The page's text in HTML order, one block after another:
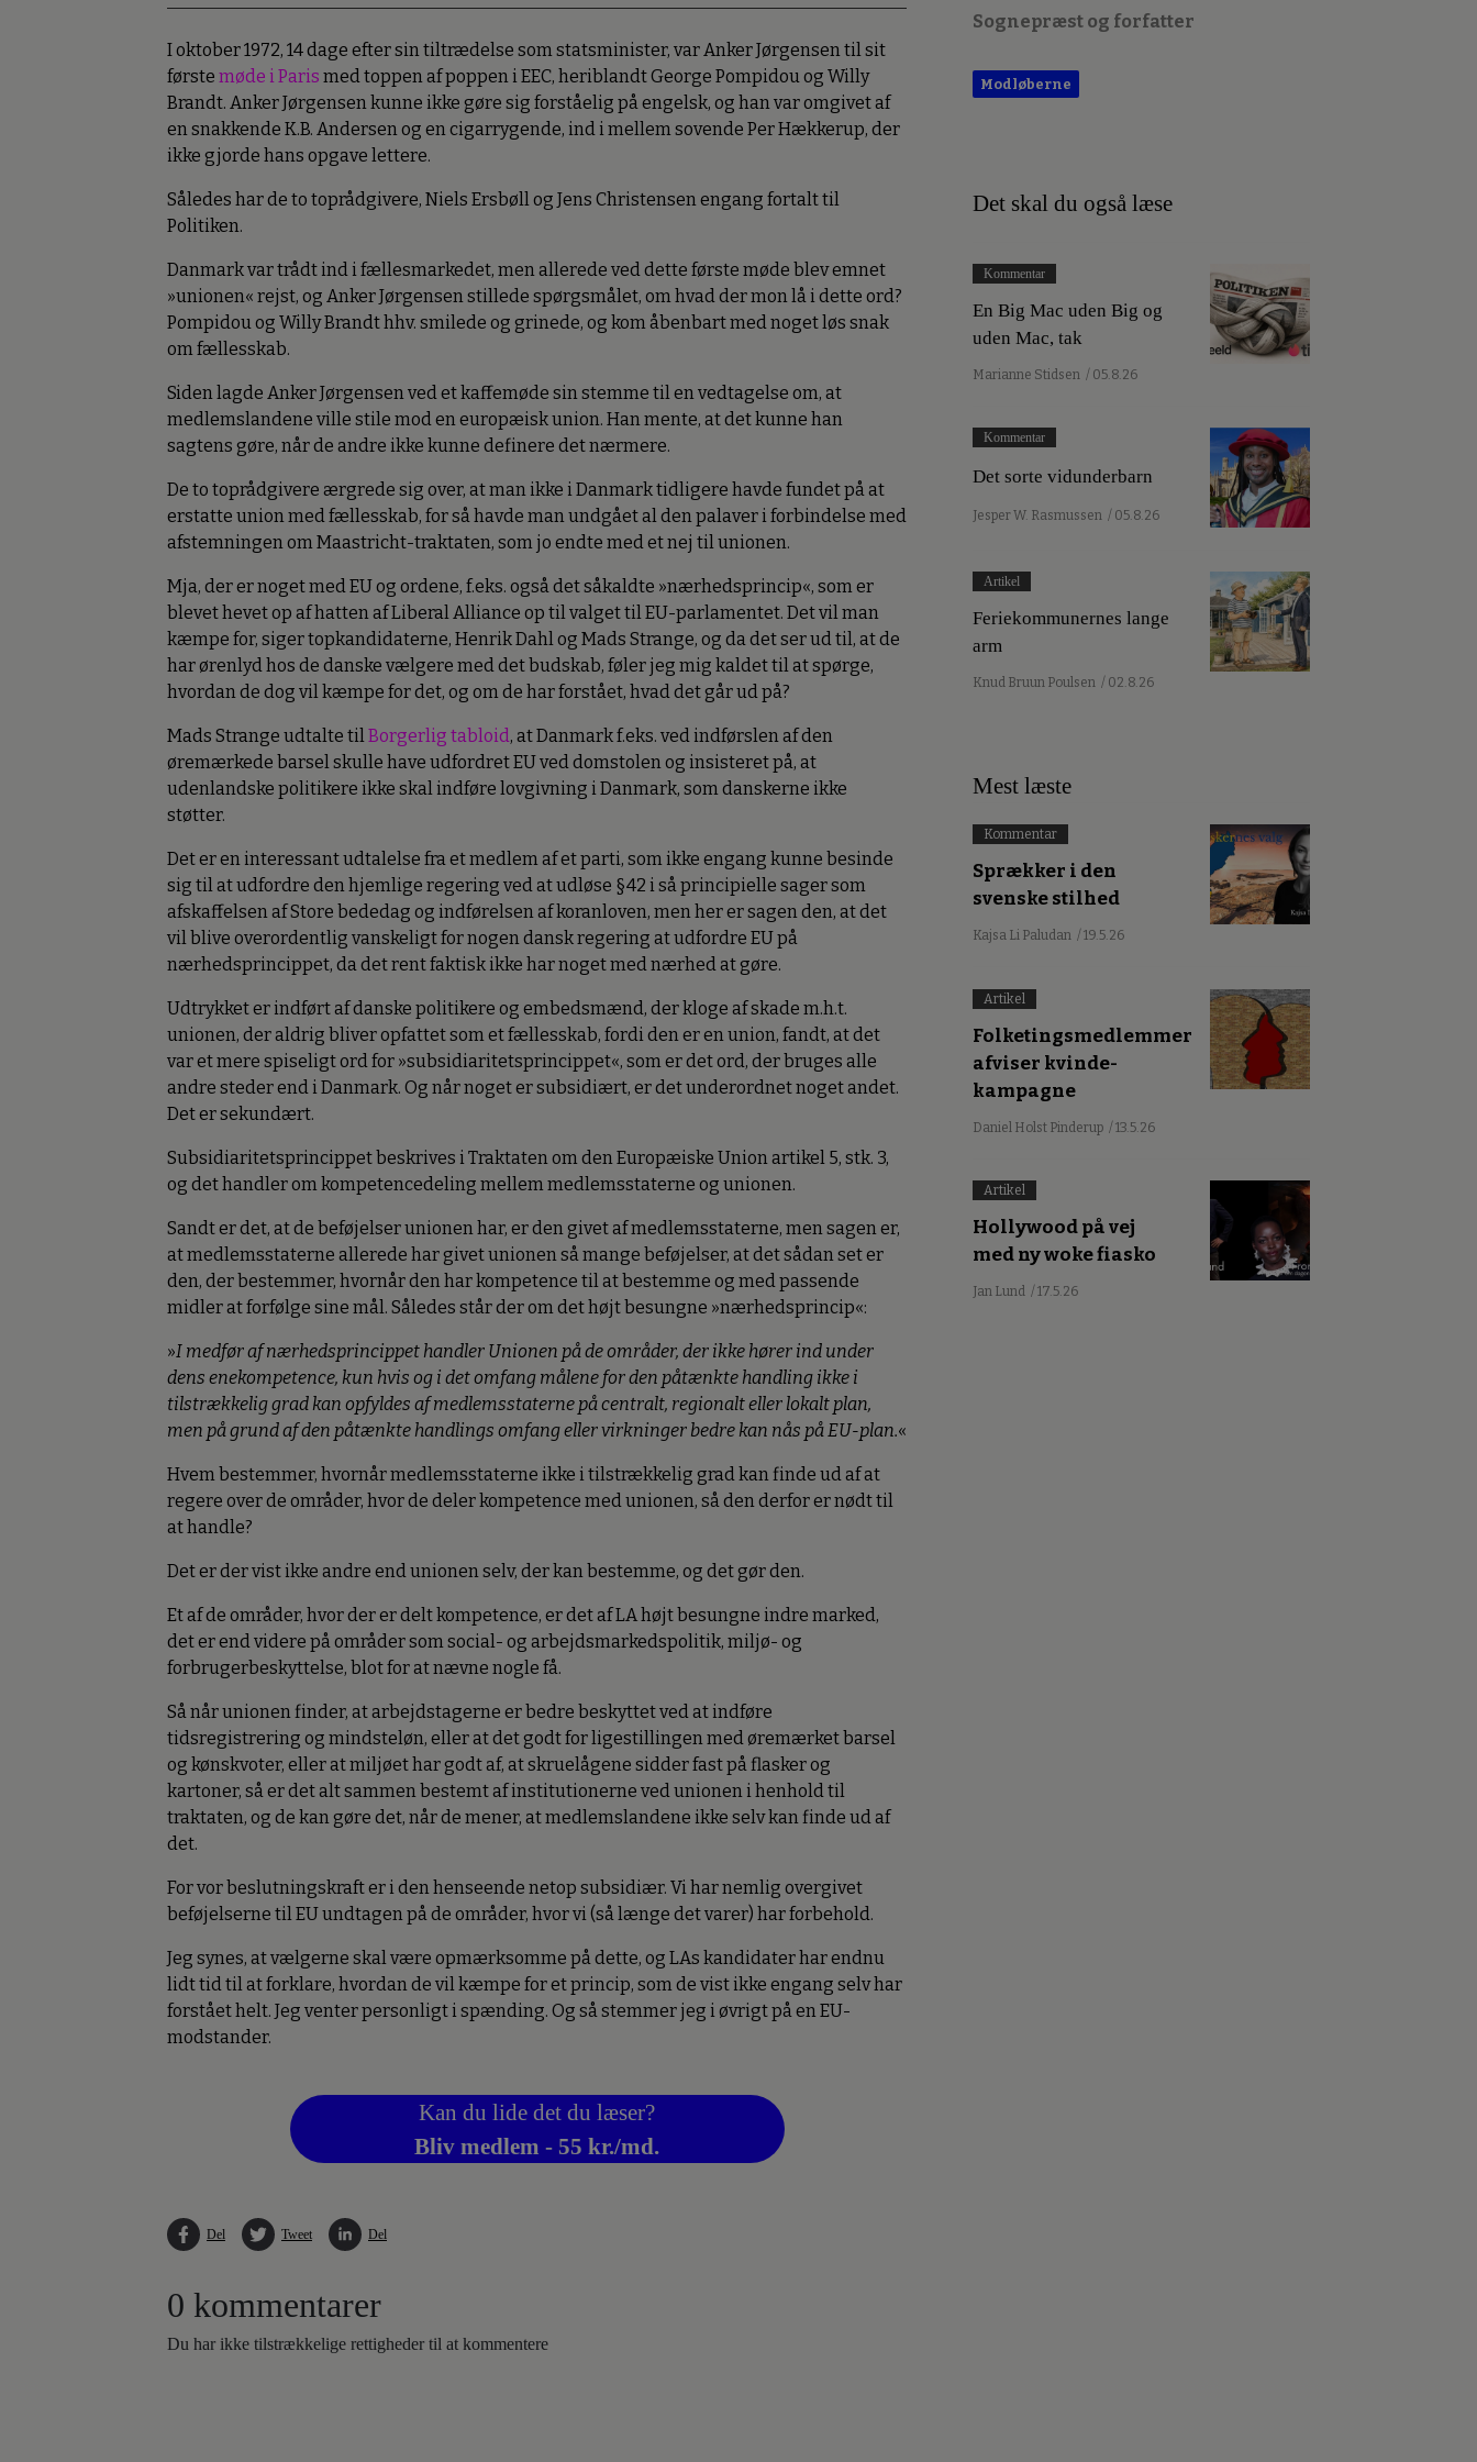
I oktober 1972, 14 dage efter sin tiltrædelse som statsminister, var Anker Jørgensen til sit
første møde i Paris med toppen af poppen i EEC, heriblandt George Pompidou og Willy
Brandt. Anker Jørgensen kunne ikke gøre sig forståelig på engelsk, og han var omgivet af
en snakkende K.B. Andersen og en cigarrygende, ind i mellem sovende Per Hækkerup, der
ikke gjorde hans opgave lettere.
Således har de to toprådgivere, Niels Ersbøll og Jens Christensen engang fortalt til
Politiken.
Danmark var trådt ind i fællesmarkedet, men allerede ved dette første møde blev emnet
»unionen« rejst, og Anker Jørgensen stillede spørgsmålet, om hvad der mon lå i dette ord?
Pompidou og Willy Brandt hhv. smilede og grinede, og kom åbenbart med noget løs snak
om fællesskab.
Siden lagde Anker Jørgensen ved et kaffemøde sin stemme til en vedtagelse om, at
medlemslandene ville stile mod en europæisk union. Han mente, at det kunne han
sagtens gøre, når de andre ikke kunne definere det nærmere.
De to toprådgivere ærgrede sig over, at man ikke i Danmark tidligere havde fundet på at
erstatte union med fællesskab, for så havde man undgået al den palaver i forbindelse med
afstemningen om Maastricht-traktaten, som jo endte med et nej til unionen.
Mja, der er noget med EU og ordene, f.eks. også det såkaldte »nærhedsprincip«, som er
blevet hevet op af hatten af Liberal Alliance op til valget til EU-parlamentet. Det vil man
kæmpe for, siger topkandidaterne, Henrik Dahl og Mads Strange, og da det ser ud til, at de
har ørenlyd hos de danske vælgere med det budskab, føler jeg mig kaldet til at spørge,
hvordan de dog vil kæmpe for det, og om de har forstået, hvad det går ud på?
Mads Strange udtalte tilBorgerlig tabloid, at Danmark f.eks. ved indførslen af den
øremærkede barsel skulle have udfordret EU ved domstolen og insisteret på, at
udenlandske politikere ikke skal indføre lovgivning i Danmark, som danskerne ikke
støtter.
Det er en interessant udtalelse fra et medlem af et parti, som ikke engang kunne besinde
sig til at udfordre den hjemlige regering ved at udløse §42 i så principielle sager som
afskaffelsen af Store bededag og indførelsen af koranloven, men her er sagen den, at det
vil blive overordentlig vanskeligt for nogen dansk regering at udfordre EU på
nærhedsprincippet, da det rent faktisk ikke har noget med nærhed at gøre.
Udtrykket er indført af danske politikere og embedsmænd, der kloge af skade m.h.t.
unionen, der aldrig bliver opfattet som et fællesskab, fordi den er en union, fandt, at det
var et mere spiseligt ord for »subsidiaritetsprincippet«, som er det ord, der bruges alle
andre steder end i Danmark. Og når noget er subsidiært, er det underordnet noget andet.
Det er sekundært.
Subsidiaritetsprincippet beskrives i Traktaten om den Europæiske Union artikel 5, stk. 3,
og det handler om kompetencedeling mellem medlemsstaterne og unionen.
Sandt er det, at de beføjelser unionen har, er den givet af medlemsstaterne, men sagen er,
at medlemsstaterne allerede har givet unionen så mange beføjelser, at det sådan set er
den, der bestemmer, hvornår den har kompetence til at bestemme og med passende
midler at forfølge sine mål. Således står der om det højt besungne »nærhedsprincip«:
»I medfør af nærhedsprincippet handler Unionen på de områder, der ikke hører ind under
dens enekompetence, kun hvis og i det omfang målene for den påtænkte handling ikke i
tilstrækkelig grad kan opfyldes af medlemsstaterne på centralt, regionalt eller lokalt plan,
men på grund af den påtænkte handlings omfang eller virkninger bedre kan nås på EU-plan.«
Hvem bestemmer, hvornår medlemsstaterne ikke i tilstrækkelig grad kan finde ud af at
regere over de områder, hvor de deler kompetence med unionen, så den derfor er nødt til
at handle?
Det er der vist ikke andre end unionen selv, der kan bestemme, og det gør den.
Et af de områder, hvor der er delt kompetence, er det af LA højt besungne indre marked,
det er end videre på områder som social- og arbejdsmarkedspolitik, miljø- og
forbrugerbeskyttelse, blot for at nævne nogle få.
Så når unionen finder, at arbejdstagerne er bedre beskyttet ved at indføre
tidsregistrering og mindsteløn, eller at det godt for ligestillingen med øremærket barsel
og kønskvoter, eller at miljøet har godt af, at skruelågene sidder fast på flasker og
kartoner, så er det alt sammen bestemt af institutionerne ved unionen i henhold til
traktaten, og de kan gøre det, når de mener, at medlemslandene ikke selv kan finde ud af
det.
For vor beslutningskraft er i den henseende netop subsidiær. Vi har nemlig overgivet
beføjelserne til EU undtagen på de områder, hvor vi (så længe det varer) har forbehold.
Jeg synes, at vælgerne skal være opmærksomme på dette, og LAs kandidater har endnu
lidt tid til at forklare, hvordan de vil kæmpe for et princip, som de vist ikke engang selv har
forstået helt. Jeg venter personligt i spænding. Og så stemmer jeg i øvrigt på en EU-
modstander.
Kan du lide det du læser?
Bliv medlem - 55 kr./md.
Del Tweet Del
0 kommentarer
Du har ikke tilstrækkelige rettigheder til at kommentere
Sognepræst og forfatter
Modløberne
Det skal du også læse
Kommentar
En Big Mac uden Big og
uden Mac, tak
Marianne Stidsen / 05.8.26
Kommentar
Det sorte vidunderbarn
Jesper W. Rasmussen / 05.8.26
Artikel
Feriekommunernes lange
arm
Knud Bruun Poulsen / 02.8.26
Mest læste
Kommentar
Sprækker i den
svenske stilhed
Kajsa Li Paludan / 19.5.26
Artikel
Folketingsmedlemmer
afviser kvinde-
kampagne
Daniel Holst Pinderup / 13.5.26
Artikel
Hollywood på vej
med ny woke fiasko
Jan Lund / 17.5.26